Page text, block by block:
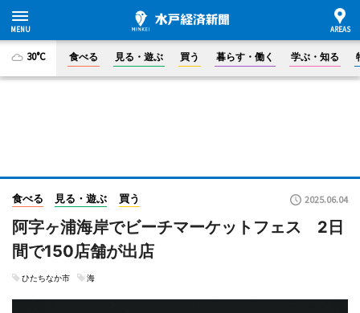
30°C 食べる 見る・遊ぶ 買う 暮らす・働く 学ぶ・知る
食べる 見る・遊ぶ 買う 2025.06.04
阿字ヶ浦海岸でビーチマーケットフェス 2日
間で150店舗が出店
ひたちなか市 海